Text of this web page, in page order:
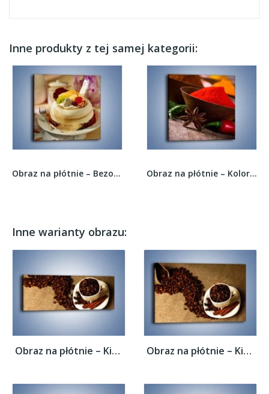
Inne produkty z tej samej kategorii:
Obraz na płótnie – Bezowy torcik owocowy –... Obraz na płótnie – Kolorowa papryka w proszku –...
Inne warianty obrazu:
Obraz na płótnie – Kierunek w stronę kawy... Obraz na płótnie – Kierunek w stronę kawy...